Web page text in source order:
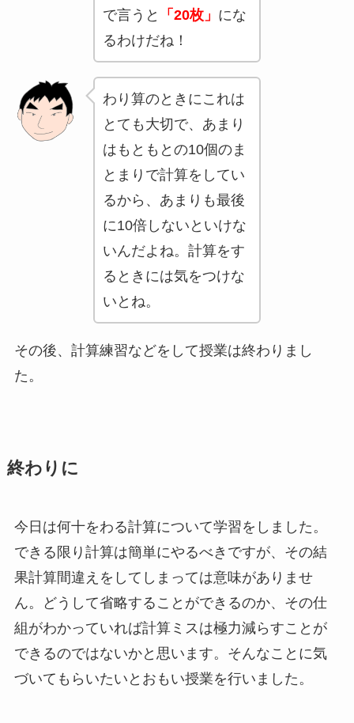
で言うと
「20枚」 にな
るわけだね！
わり算のときにこれは
とても大切で、あまり
はもともとの10個のま
とまりで計算をしてい
るから、あまりも最後
に10倍しないといけな
いんだよね。計算をす
るときには気をつけな
いとね。
その後、計算練習などをして授業は終わりまし
た。
終わりに
今日は何十をわる計算について学習をしました。
できる限り計算は簡単にやるべきですが、その結
果計算間違えをしてしまっては意味がありませ
ん。どうして省略することができるのか、その仕
組がわかっていれば計算ミスは極力減らすことが
できるのではないかと思います。そんなことに気
づいてもらいたいとおもい授業を行いました。